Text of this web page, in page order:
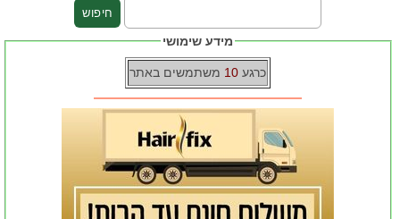
מידע שימושי
כרגע 10 משתמשים באתר